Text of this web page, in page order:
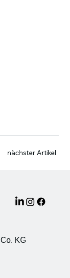
nächster Artikel
KG